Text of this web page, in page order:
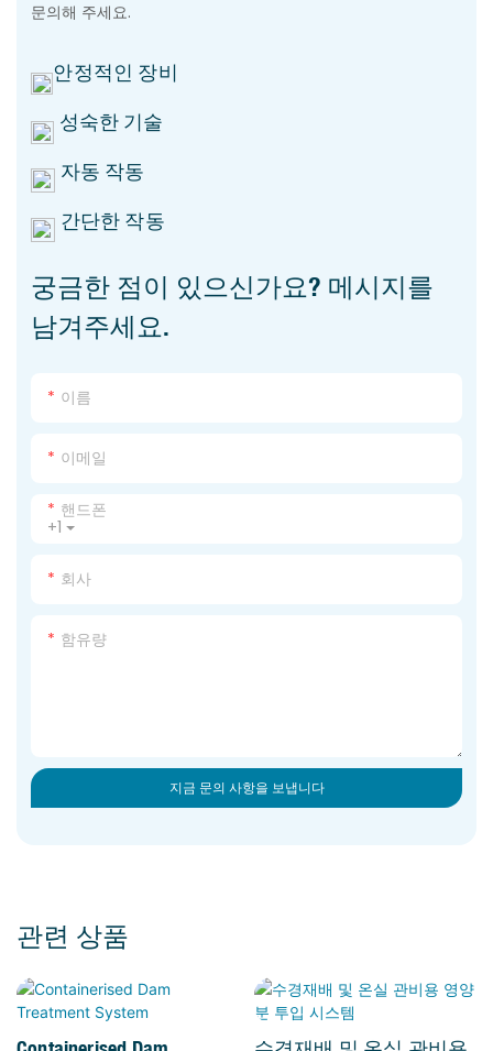
문의해 주세요.
안정적인 장비
성숙한 기술
자동 작동
간단한 작동
궁금한 점이 있으신가요? 메시지를
남겨주세요.
이름
이메일
+1
핸드폰
회사
함유량
지금 문의 사항을 보냅니다
관련 상품